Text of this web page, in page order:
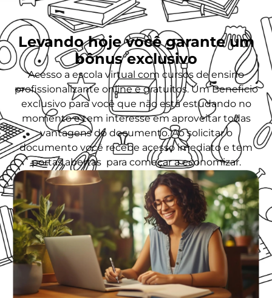
Levando hoje você garante um
bônus exclusivo
Acesso a escola virtual com cursos de ensino
profissionalizante online e gratuitos. Um Beneficio
exclusivo para você que não está estudando no
momento e tem interesse em aproveitar todas
vantagens do documento. Ao solicitar o
documento você recebe acesso imediato e tem
portas abertas para começar a economizar.